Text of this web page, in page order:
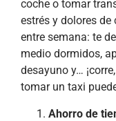
coche o tomar
estrés y dolores de
entre semana: te
medio dormidos,
desayuno y…
tomar un taxi
Ahorro de